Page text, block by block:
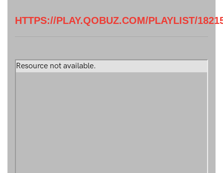
HTTPS://PLAY.QOBUZ.COM/PLAYLIST/